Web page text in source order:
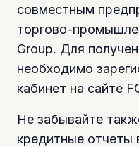
совместным
торгово-
Group. Для
необходимо
кабинет на сайте
Не забывайте
кредитные отчеты